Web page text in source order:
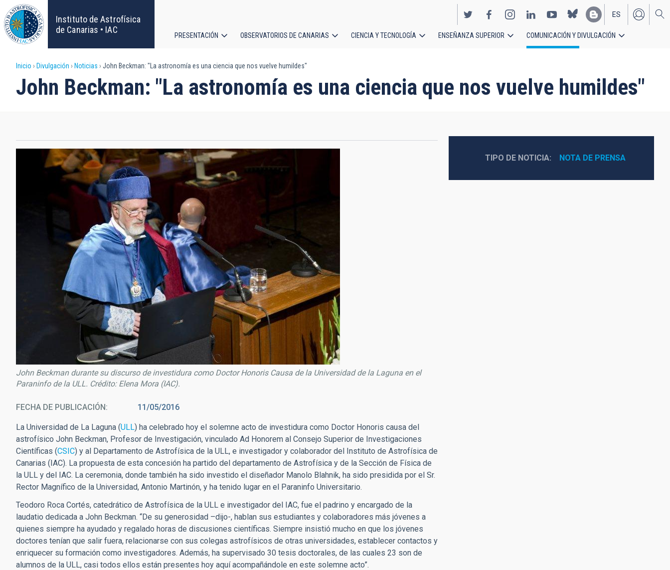
Pasar
al
contenido
principal
Instituto de Astrofísica
de Canarias • IAC
EN
ES
principal
PRESENTACIÓN OBSERVATORIOS DE CANARIAS CIENCIA Y TECNOLOGÍA ENSEÑANZA SUPERIOR COMUNICACIÓN Y DIVULGACIÓN
Sobrescribir
enlaces
ayuda
navegación
Inicio Divulgación Noticias John Beckman: "La astronomía es una ciencia que nos vuelve humildes"
John Beckman: "La astronomía es una ciencia que nos vuelve humildes"
John Beckman durante su discurso de investidura como Doctor Honoris Causa de la Universidad de la Laguna en el
Paraninfo de la ULL. Crédito: Elena Mora (IAC).
FECHA DE PUBLICACIÓN 11/05/2016
La Universidad de La Laguna (ULL) ha celebrado hoy el solemne acto de investidura como Doctor Honoris causa del
astrofísico John Beckman, Profesor de Investigación, vinculado Ad Honorem al Consejo Superior de Investigaciones
Científicas (CSIC) y al Departamento de Astrofísica de la ULL, e investigador y colaborador del Instituto de Astrofísica de
Canarias (IAC). La propuesta de esta concesión ha partido del departamento de Astrofísica y de la Sección de Física de
la ULL y del IAC. La ceremonia, donde también ha sido investido el diseñador Manolo Blahnik, ha sido presidida por el Sr.
Rector Magnífico de la Universidad, Antonio Martinón, y ha tenido lugar en el Paraninfo Universitario.
Teodoro Roca Cortés, catedrático de Astrofísica de la ULL e investigador del IAC, fue el padrino y encargado de la
laudatio dedicada a John Beckman. “De su generosidad –dijo-, hablan sus estudiantes y colaboradores más jóvenes a
quienes siempre ha ayudado y regalado horas de discusiones científicas. Siempre insistió mucho en que los jóvenes
doctores tenían que salir fuera, relacionarse con sus colegas astrofísicos de otras universidades, establecer contactos y
enriquecer su formación como investigadores. Además, ha supervisado 30 tesis doctorales, de las cuales 23 son de
alumnos de la ULL, casi todos ellos están presentes hoy aquí acompañándole en este solemne acto”.
TIPO DE NOTICIA NOTA DE PRENSA